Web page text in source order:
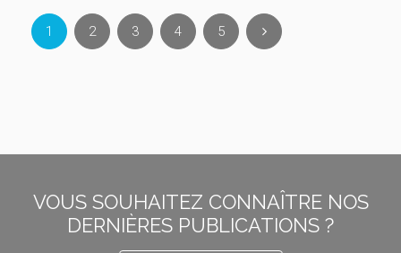
1 2 3 4 5
VOUS SOUHAITEZ CONNAÎTRE NOS
DERNIÈRES PUBLICATIONS ?